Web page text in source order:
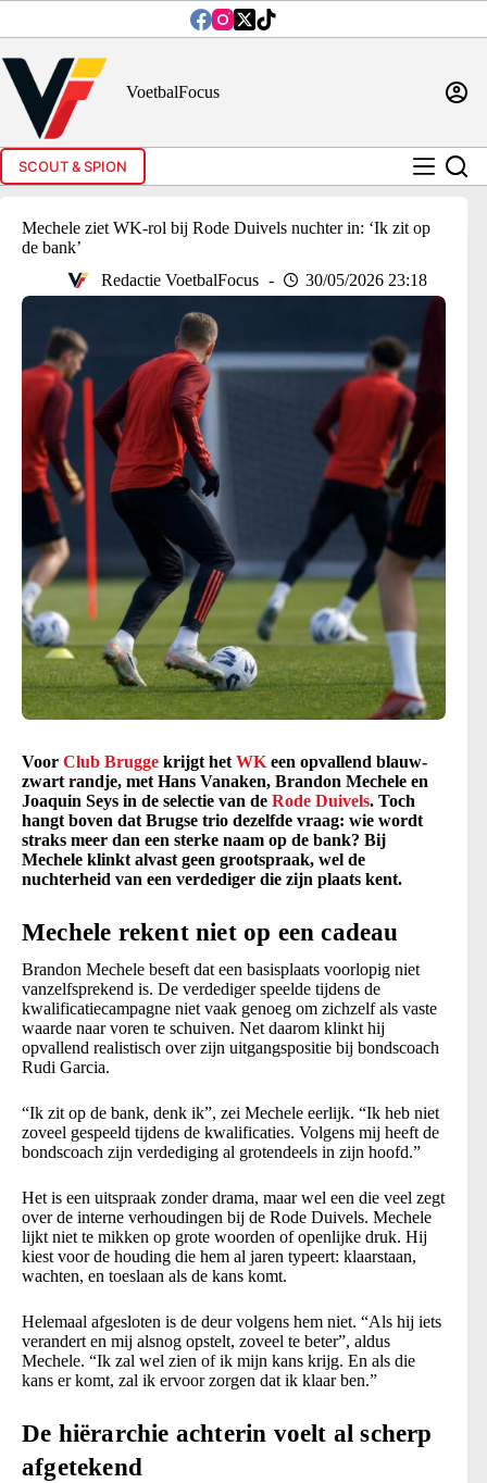
inhoud
VoetbalFocus
SCOUT & SPION
Mechele ziet WK-rol bij Rode Duivels nuchter in: ‘Ik zit op
de bank’
Redactie VoetbalFocus
30/05/2026 23:18
Voor Club Brugge krijgt het WK een opvallend blauw-
zwart randje, met Hans Vanaken, Brandon Mechele en
Joaquin Seys in de selectie van de Rode Duivels. Toch
hangt boven dat Brugse trio dezelfde vraag: wie wordt
straks meer dan een sterke naam op de bank? Bij
Mechele klinkt alvast geen grootspraak, wel de
nuchterheid van een verdediger die zijn plaats kent.
Mechele rekent niet op een cadeau
Brandon Mechele beseft dat een basisplaats voorlopig niet
vanzelfsprekend is. De verdediger speelde tijdens de
kwalificatiecampagne niet vaak genoeg om zichzelf als vaste
waarde naar voren te schuiven. Net daarom klinkt hij
opvallend realistisch over zijn uitgangspositie bij bondscoach
Rudi Garcia.
“Ik zit op de bank, denk ik”, zei Mechele eerlijk. “Ik heb niet
zoveel gespeeld tijdens de kwalificaties. Volgens mij heeft de
bondscoach zijn verdediging al grotendeels in zijn hoofd.”
Het is een uitspraak zonder drama, maar wel een die veel zegt
over de interne verhoudingen bij de Rode Duivels. Mechele
lijkt niet te mikken op grote woorden of openlijke druk. Hij
kiest voor de houding die hem al jaren typeert: klaarstaan,
wachten, en toeslaan als de kans komt.
Helemaal afgesloten is de deur volgens hem niet. “Als hij iets
verandert en mij alsnog opstelt, zoveel te beter”, aldus
Mechele. “Ik zal wel zien of ik mijn kans krijg. En als die
kans er komt, zal ik ervoor zorgen dat ik klaar ben.”
De hiërarchie achterin voelt al scherp
afgetekend